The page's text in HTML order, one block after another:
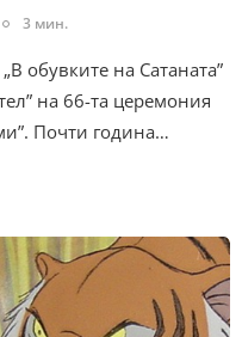
3 мин.
обувките на Сатаната”
на 66-та церемония
Почти година…